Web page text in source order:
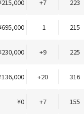
+7 223
-1 215
+9 225
+20 316
¥0 +7 155